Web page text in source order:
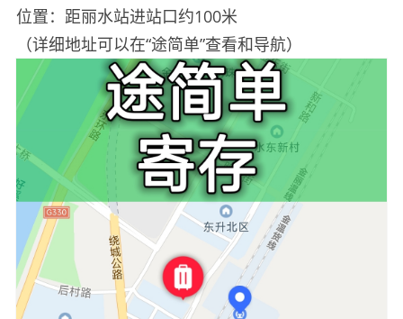
位置：距丽水站进站口约100米
（详细地址可以在“途简单”查看和导航）